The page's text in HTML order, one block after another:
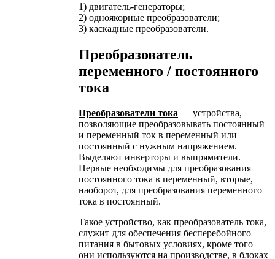
1) двигатель-генераторы;
2) одноякорные преобразователи;
3) каскадные преобразователи.
Преобразователь
переменного / постоянного
тока
Преобразователи тока — устройства,
позволяющие преобразовывать постоянный
и переменный ток в переменный или
постоянный с нужным напряжением.
Выделяют инверторы и выпрямители.
Первые необходимы для преобразования
постоянного тока в переменный, вторые,
наоборот, для преобразования переменного
тока в постоянный.
Такое устройство, как преобразователь тока,
служит для обеспечения бесперебойного
питания в бытовых условиях, кроме того
они используются на производстве, в блоках